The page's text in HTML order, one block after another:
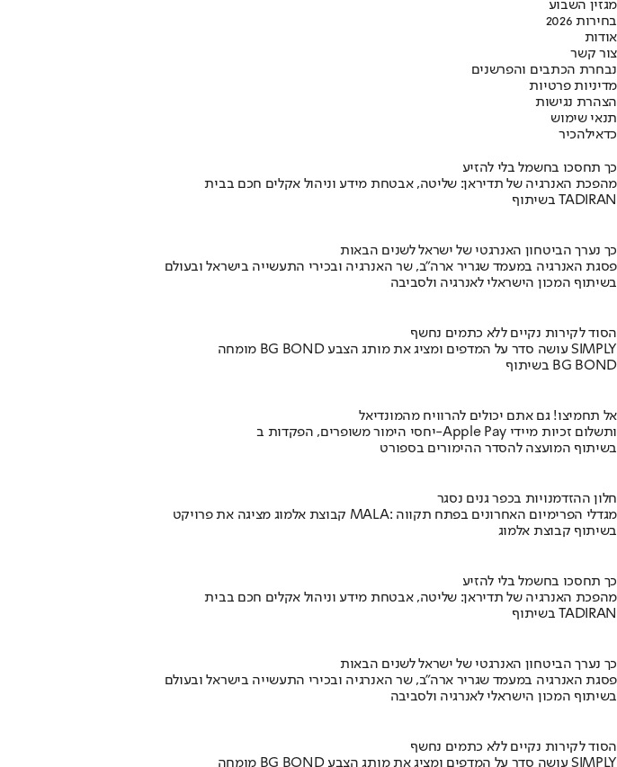
מגזין השבוע
בחירות 2026
אודות
צור קשר
נבחרת הכתבים והפרשנים
מדיניות פרטיות
הצהרת נגישות
תנאי שימוש
כדאילהכיר
כך תחסכו בחשמל בלי להזיע
מהפכת האנרגיה של תדיראן: שליטה, אבטחת מידע וניהול אקלים חכם בבית
בשיתוף TADIRAN
כך נערך הביטחון האנרגטי של ישראל לשנים הבאות
פסגת האנרגיה במעמד שגריר ארה"ב, שר האנרגיה ובכירי התעשייה בישראל ובעולם
בשיתוף המכון הישראלי לאנרגיה ולסביבה
הסוד לקירות נקיים ללא כתמים נחשף
מומחה BG BOND עושה סדר על המדפים ומציג את מותג הצבע SIMPLY
בשיתוף BG BOND
אל תחמיצו! גם אתם יכולים להרוויח מהמונדיאל
יחסי הימור משופרים, הפקדות ב-Apple Pay ותשלום זכיות מיידי
בשיתוף המועצה להסדר ההימורים בספורט
חלון ההזדמנויות בכפר גנים נסגר
קבוצת אלמוג מציגה את פרויקט MALA: מגדלי הפרימיום האחרונים בפתח תקווה
בשיתוף קבוצת אלמוג
כך תחסכו בחשמל בלי להזיע
מהפכת האנרגיה של תדיראן: שליטה, אבטחת מידע וניהול אקלים חכם בבית
בשיתוף TADIRAN
כך נערך הביטחון האנרגטי של ישראל לשנים הבאות
פסגת האנרגיה במעמד שגריר ארה"ב, שר האנרגיה ובכירי התעשייה בישראל ובעולם
בשיתוף המכון הישראלי לאנרגיה ולסביבה
הסוד לקירות נקיים ללא כתמים נחשף
מומחה BG BOND עושה סדר על המדפים ומציג את מותג הצבע SIMPLY